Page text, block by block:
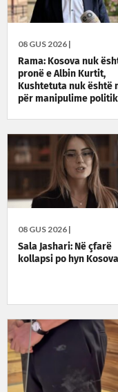
08 GUS 2026 |
Rama: Kosova nuk
pronë e Albin Kurtit,
Kushtetuta nuk është
për manipulime
08 GUS 2026 |
Sala Jashari: Në çfarë
kollapsi po hyn